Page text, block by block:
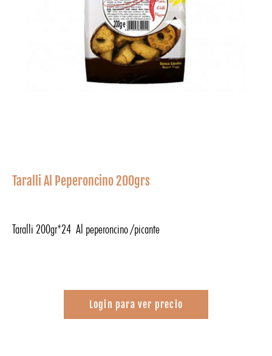
Taralli Al Peperoncino 200grs
Taralli 200gr*24 Al peperoncino /picante
Login para ver precio